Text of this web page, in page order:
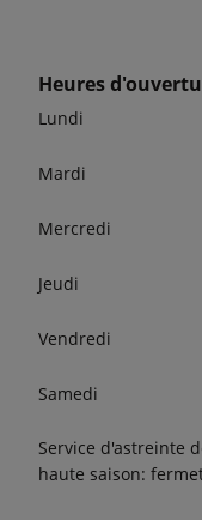
Heures
Lundi
Mardi
Mercredi
Jeudi
Vendredi
Samedi
Service d'astreinte
haute saison: